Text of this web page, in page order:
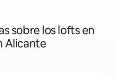
sobre los lofts en
Alicante